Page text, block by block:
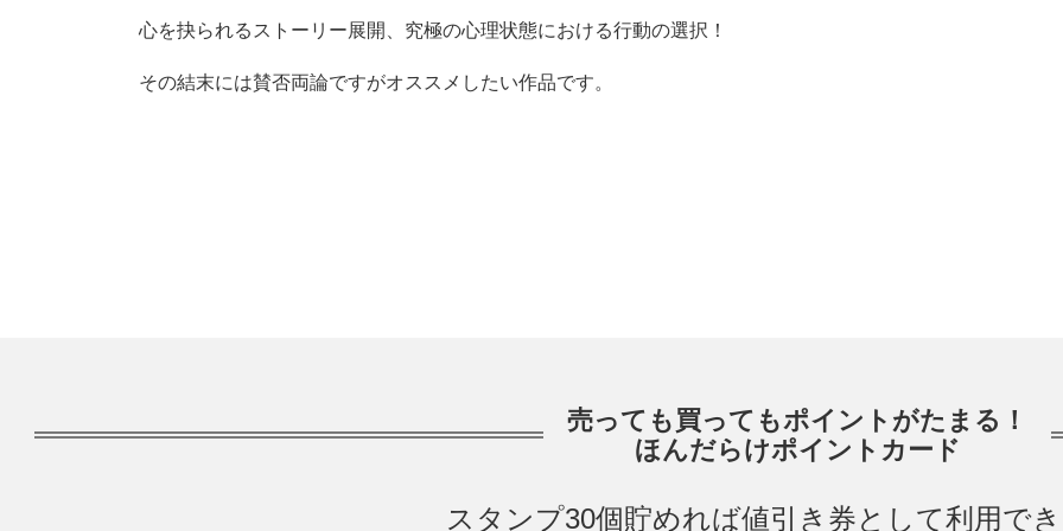
心を抉られるストーリー展開、究極の心理状態における行動の選択！
その結末には賛否両論ですがオススメしたい作品です。
売っても買ってもポイントがたまる！
ほんだらけポイントカード
スタンプ30個貯めれば値引き券として利用で